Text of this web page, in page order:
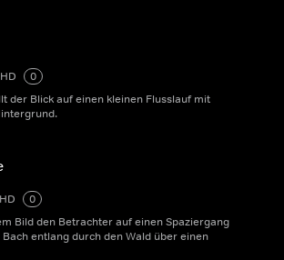
HD
0
der Blick auf einen kleinen Flusslauf mit
HD
0
Bild den Betrachter auf einen Spaziergang
entlang durch den Wald über einen